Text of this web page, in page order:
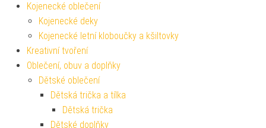
Kojenecké oblečení
Kojenecké deky
Kojenecké letní kloboučky a kšiltovky
Kreativní tvoření
Oblečení, obuv a doplňky
Dětské oblečení
Dětská trička a tílka
Dětská trička
Dětské doplňky